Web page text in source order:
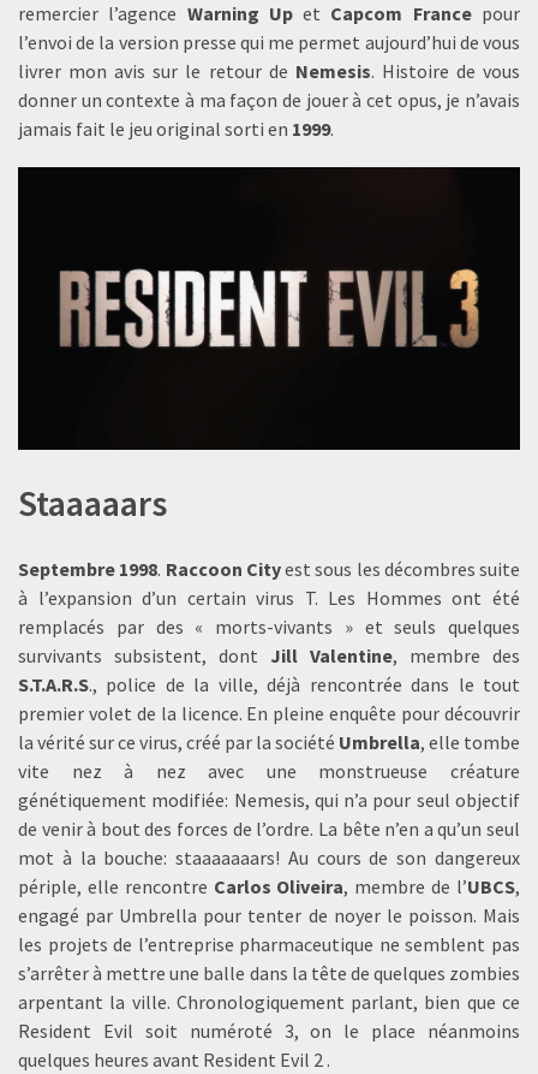
remercier l’agence Warning Upet Capcom Francepour
l’envoi de la version presse qui me permet aujourd’hui de vous
livrer mon avis sur le retour de Nemesis. Histoire de vous
donner un contexte à ma façon de jouer à cet opus, je n’avais
jamais fait le jeu original sorti en 1999.
Staaaaars
Septembre 1998. Raccoon Cityest sous les décombres suite
à l’expansion d’un certain virus T. Les Hommes ont été
remplacés par des « morts-vivants » et seuls quelques
survivants subsistent, dont Jill Valentine, membre des
S.T.A.R.S., police de la ville, déjà rencontrée dans le tout
premier volet de la licence. En pleine enquête pour découvrir
la vérité sur ce virus, créé par la société Umbrella, elle tombe
vite nez à nez avec une monstrueuse créature
génétiquement modifiée: Nemesis, qui n’a pour seul objectif
de venir à bout des forces de l’ordre. La bête n’en a qu’un seul
mot à la bouche: staaaaaaars! Au cours de son dangereux
périple, elle rencontre Carlos Oliveira, membre de l’UBCS,
engagé par Umbrella pour tenter de noyer le poisson. Mais
les projets de l’entreprise pharmaceutique ne semblent pas
s’arrêter à mettre une balle dans la tête de quelques zombies
arpentant la ville. Chronologiquement parlant, bien que ce
Resident Evil soit numéroté 3, on le place néanmoins
quelques heures avant Resident Evil 2 .